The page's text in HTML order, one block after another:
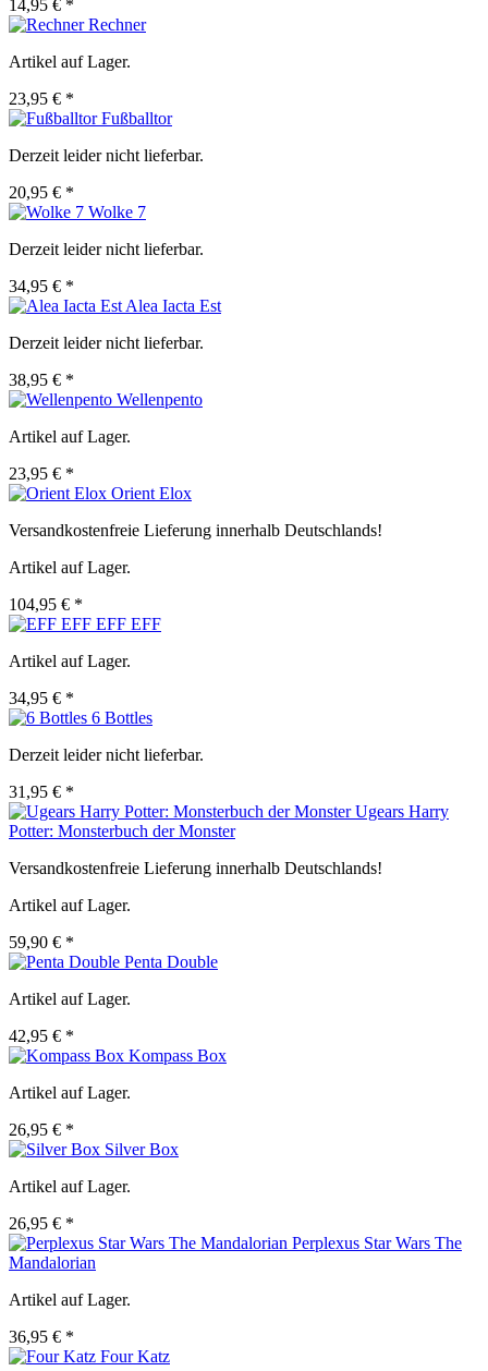
14,95 € *
Rechner
Artikel auf Lager.
23,95 € *
Fußballtor
Derzeit leider nicht lieferbar.
20,95 € *
Wolke 7
Derzeit leider nicht lieferbar.
34,95 € *
Alea Iacta Est
Derzeit leider nicht lieferbar.
38,95 € *
Wellenpento
Artikel auf Lager.
23,95 € *
Orient Elox
Versandkostenfreie Lieferung innerhalb Deutschlands!
Artikel auf Lager.
104,95 € *
EFF EFF
Artikel auf Lager.
34,95 € *
6 Bottles
Derzeit leider nicht lieferbar.
31,95 € *
Ugears Harry
Potter: Monsterbuch der Monster
Versandkostenfreie Lieferung innerhalb Deutschlands!
Artikel auf Lager.
59,90 € *
Penta Double
Artikel auf Lager.
42,95 € *
Kompass Box
Artikel auf Lager.
26,95 € *
Silver Box
Artikel auf Lager.
26,95 € *
Perplexus Star Wars The
Mandalorian
Artikel auf Lager.
36,95 € *
Four Katz